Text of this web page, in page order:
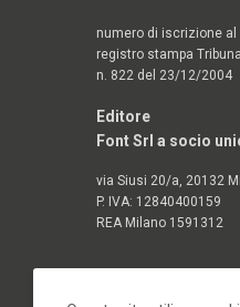
numero di iscrizione al
registro stampa
n. 822 del 23/12/2004
Editore
Font Srl a socio
via Siusi 20/a, 20132
P. IVA: 12840400159
REA Milano 1591312